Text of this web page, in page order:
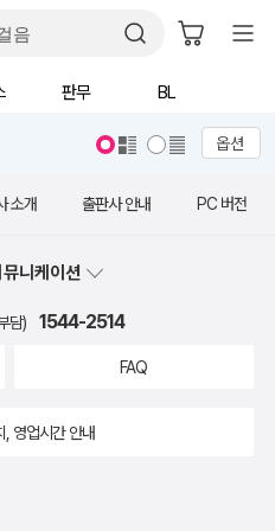
판무 BL
옵션
소개 출판사 안내 PC 버전
니케이션
담) 1544-2514
FAQ
, 영업시간 안내